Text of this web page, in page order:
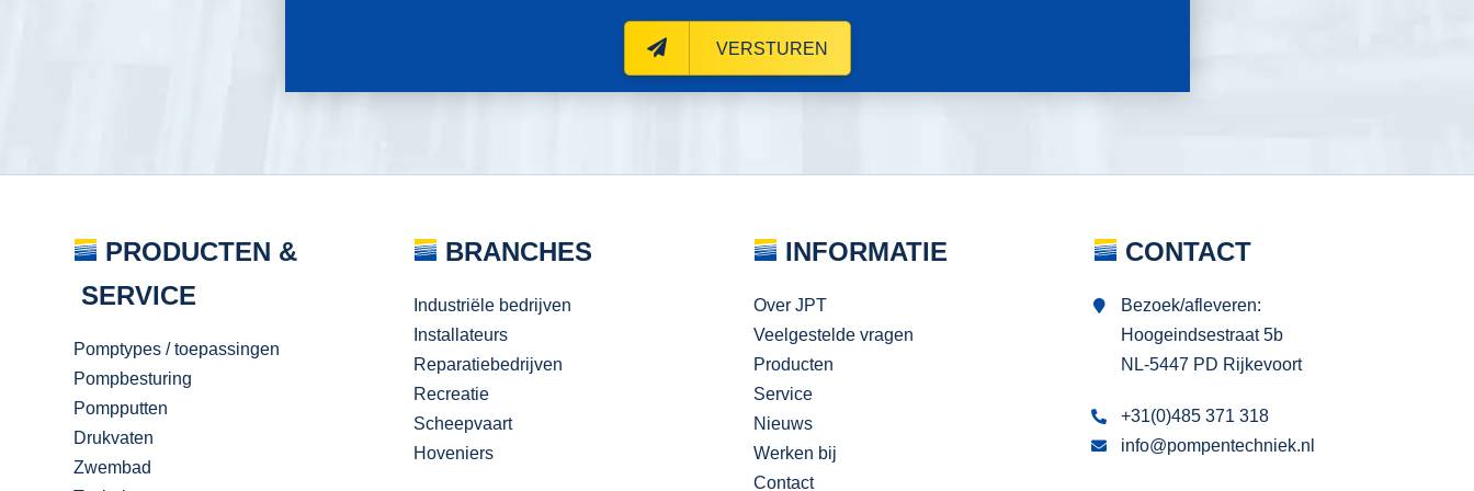
VERSTUREN
PRODUCTEN &
SERVICE
Pomptypes / toepassingen
Pompbesturing
Pompputten
Drukvaten
Zwembad
BRANCHES
Industriële bedrijven
Installateurs
Reparatiebedrijven
Recreatie
Scheepvaart
Hoveniers
INFORMATIE
Over JPT
Veelgestelde vragen
Producten
Service
Nieuws
Werken bij
Contact
CONTACT
Bezoek/afleveren:
Hoogeindsestraat 5b
NL-5447 PD Rijkevoort
+31(0)485 371 318
info@pompentechniek.nl